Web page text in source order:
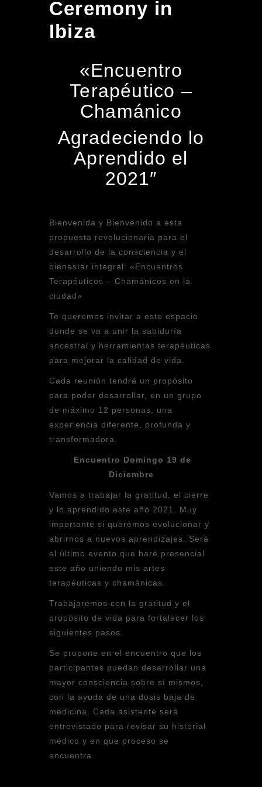
Ceremony in
Ibiza
«Encuentro
Terapéutico –
Chamánico
Agradeciendo lo
Aprendido el
2021″
Bienvenida y Bienvenido a esta
propuesta revolucionaria para el
desarrollo de la consciencia y el
bienestar integral: «Encuentros
Terapéuticos – Chamánicos en la
ciudad»
Te queremos invitar a este espacio
donde se va a unir la sabiduría
ancestral y herramientas terapéuticas
para mejorar la calidad de vida.
Cada reunión tendrá un propósito
para poder desarrollar, en un grupo
de máximo 12 personas, una
experiencia diferente, profunda y
transformadora.
Encuentro Domingo 19 de
Diciembre
Vamos a trabajar la gratitud, el cierre
y lo aprendido este año 2021. Muy
importante si queremos evolucionar y
abrirnos a nuevos aprendizajes. Será
el último evento que haré presencial
este año uniendo mis artes
terapéuticas y chamánicas.
Trabajaremos con la gratitud y el
propósito de vida para fortalecer los
siguientes pasos.
Se propone en el encuentro que los
participantes puedan desarrollar una
mayor consciencia sobre sí mismos,
con la ayuda de una dosis baja de
medicina. Cada asistente será
entrevistado para revisar su historial
médico y en que proceso se
encuentra.